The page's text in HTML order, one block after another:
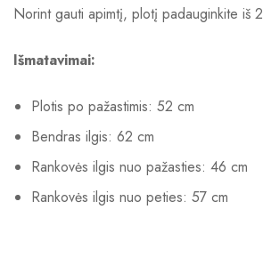
Norint gauti apimtį, plotį padauginkite iš 2
Išmatavimai:
Plotis po pažastimis: 52 cm
Bendras ilgis: 62 cm
Rankovės ilgis nuo pažasties: 46 cm
Rankovės ilgis nuo peties: 57 cm